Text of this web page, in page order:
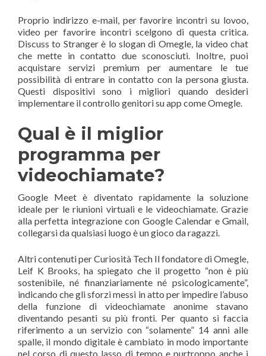
Proprio indirizzo e-mail, per favorire incontri su lovoo,
video per favorire incontri scelgono di questa critica.
Discuss to Stranger è lo slogan di Omegle, la video chat
che mette in contatto due sconosciuti. Inoltre, puoi
acquistare servizi premium per aumentare le tue
possibilità di entrare in contatto con la persona giusta.
Questi dispositivi sono i migliori quando desideri
implementare il controllo genitori su app come Omegle.
Qual è il miglior
programma per
videochiamate?
Google Meet è diventato rapidamente la soluzione
ideale per le riunioni virtuali e le videochiamate. Grazie
alla perfetta integrazione con Google Calendar e Gmail,
collegarsi da qualsiasi luogo è un gioco da ragazzi.
Altri contenuti per Curiosità Tech Il fondatore di Omegle,
Leif K Brooks, ha spiegato che il progetto “non è più
sostenibile, né finanziariamente né psicologicamente”,
indicando che gli sforzi messi in atto per impedire l’abuso
della funzione di videochiamate anonime stavano
diventando pesanti su più fronti. Per quanto si faccia
riferimento a un servizio con “solamente” 14 anni alle
spalle, il mondo digitale è cambiato in modo importante
nel corso di questo lasso di tempo e purtroppo anche i